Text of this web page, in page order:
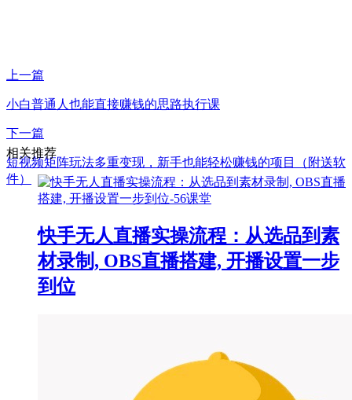
上一篇
小白普通人也能直接赚钱的思路执行课
下一篇
短视频矩阵玩法多重变现，新手也能轻松赚钱的项目（附送软
件）
相关推荐
快手无人直播实操流程：从选品到素
材录制, OBS直播搭建, 开播设置一步
到位